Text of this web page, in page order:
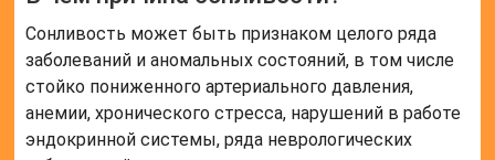
Сонливость может быть признаком целого ряда
заболеваний и аномальных состояний, в том числе
стойко пониженного артериального давления,
анемии, хронического стресса, нарушений в работе
эндокринной системы, ряда неврологических